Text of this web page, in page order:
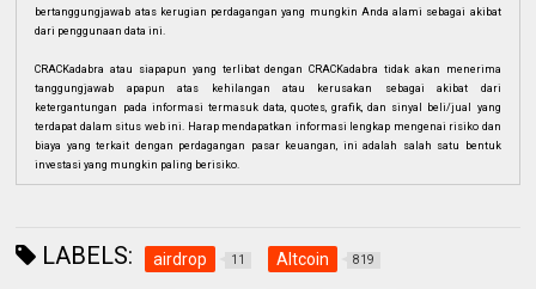
bertanggungjawab atas kerugian perdagangan yang mungkin Anda alami sebagai akibat
dari penggunaan data ini.
CRACKadabra atau siapapun yang terlibat dengan CRACKadabra tidak akan menerima
tanggungjawab apapun atas kehilangan atau kerusakan sebagai akibat dari
ketergantungan pada informasi termasuk data, quotes, grafik, dan sinyal beli/jual yang
terdapat dalam situs web ini. Harap mendapatkan informasi lengkap mengenai risiko dan
biaya yang terkait dengan perdagangan pasar keuangan, ini adalah salah satu bentuk
investasi yang mungkin paling berisiko.
LABELS: airdrop 11 Altcoin 819